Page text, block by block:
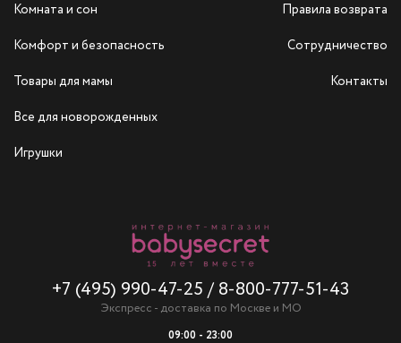
Комната и сон
Комфорт и безопасность
Товары для мамы
Все для новорожденных
Игрушки
+7 (495) 990-47-25 / 8-800-777-51-43
Экспресс - доставка по Москве и МО
09:00 - 23:00
Правила возврата
Сотрудничество
Контакты